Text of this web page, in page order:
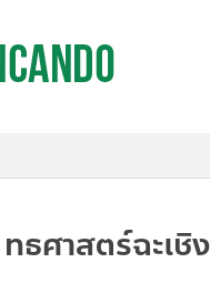
ศาสตร์ฉะเชิง